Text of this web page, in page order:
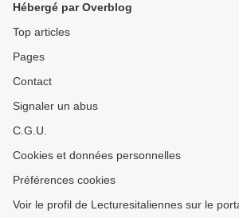
Hébergé par Overblog
Top articles
Pages
Contact
Signaler un abus
C.G.U.
Cookies et données personnelles
Préférences cookies
Voir le profil de Lecturesitaliennes sur le